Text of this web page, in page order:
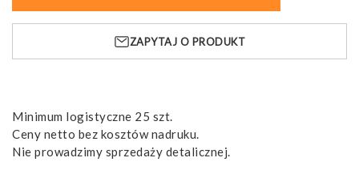
Aspen,
z
szczelna
ZAPYTAJ O PRODUKT
Minimum logistyczne 25 szt.
Ceny netto bez kosztów nadruku.
Nie prowadzimy sprzedaży detalicznej.